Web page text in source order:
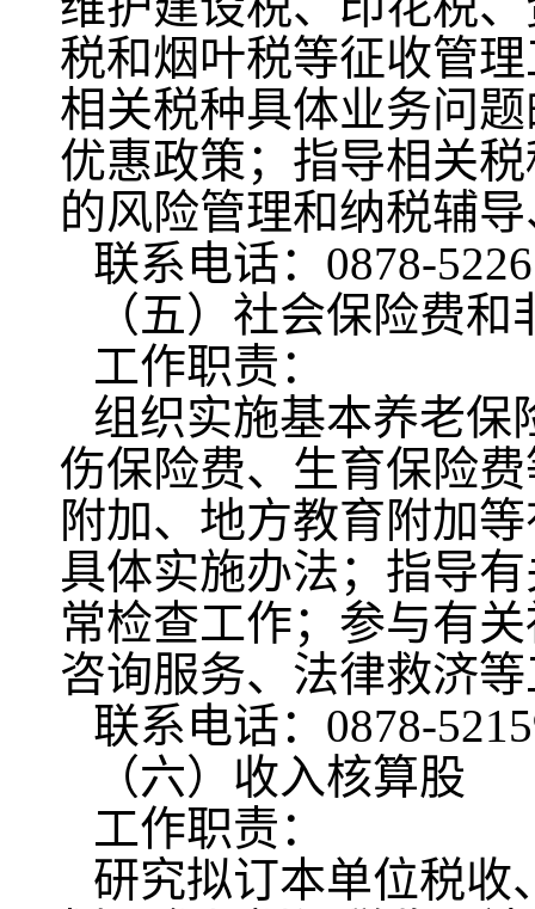
税和烟叶税等征收管
相关税种具体业务问
优惠政策；指导相关
的风险管理和纳税辅
联系电话：0878-
（五）社会保险费
工作职责：
组织实施基本养老保
伤保险费、生育保险
附加、地方教育附加
具体实施办法；指导
常检查工作；参与有
咨询服务、法律救济
联系电话：0878-
（六）收入核算股
工作职责：
研究拟订本单位税收